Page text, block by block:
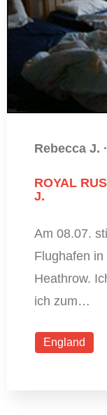
Rebecca J. ·
ROYAL
J.
Am 08.07.
Flughafen
Heathrow.
ich zum…
England